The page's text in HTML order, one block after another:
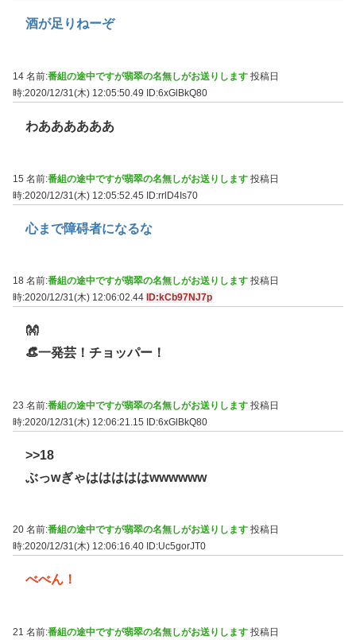
酒が足りねーぞ
14 名前:番組の途中ですが翡翠の名無しがお送りします 投稿日
時:2020/12/31(木) 12:05:50.49
ID:6xGlBkQ80
わああああああ
15 名前:番組の途中ですが翡翠の名無しがお送りします 投稿日
時:2020/12/31(木) 12:05:52.45 ID:rrlD4Is70
心まで障碍者になるな
18 名前:番組の途中ですが翡翠の名無しがお送りします 投稿日
時:2020/12/31(木) 12:06:02.44 ID:kCb97NJ7p
👐
👒一発芸！チョッパー！
23 名前:番組の途中ですが翡翠の名無しがお送りします 投稿日
時:2020/12/31(木) 12:06:21.15 ID:6xGlBkQ80
>>18
ぶっwぎゃはははははwwwwww
20 名前:番組の途中ですが翡翠の名無しがお送りします 投稿日
時:2020/12/31(木) 12:06:16.40 ID:Uc5gorJT0
べべん！
21 名前:番組の途中ですが翡翠の名無しがお送りします 投稿日